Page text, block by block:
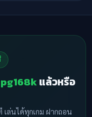
pg168kแล้วหรือ
ล่นได้ทุกเกม ฝากถอน